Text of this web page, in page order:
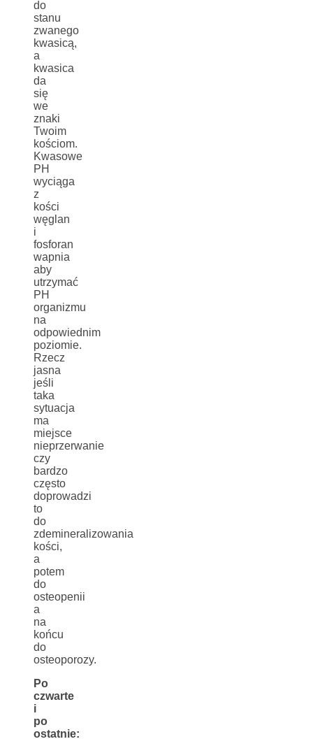
do
stanu
zwanego
kwasicą,
a
kwasica
da
się
we
znaki
Twoim
kościom.
Kwasowe
PH
wyciąga
z
kości
węglan
i
fosforan
wapnia
aby
utrzymać
PH
organizmu
na
odpowiednim
poziomie.
Rzecz
jasna
jeśli
taka
sytuacja
ma
miejsce
nieprzerwanie
czy
bardzo
często
doprowadzi
to
do
zdemineralizowania
kości,
a
potem
do
osteopenii
a
na
końcu
do
osteoporozy.
Po
czwarte
i
po
ostatnie: